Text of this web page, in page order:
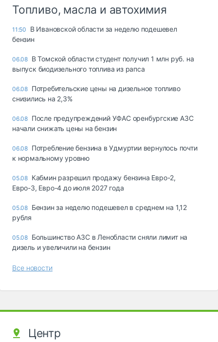
Топливо, масла и автохимия
11:50
В Ивановской области за неделю подешевел
бензин
06.08 В Томской области студент получил 1 млн руб. на
выпуск биодизельного топлива из рапса
06.08 Потребительские цены на дизельное топливо
снизились на 2,3%
06.08 После предупреждений УФАС оренбургские АЗС
начали снижать цены на бензин
06.08 Потребление бензина в Удмуртии вернулось почти
к нормальному уровню
05.08 Кабмин разрешил продажу бензина Евро-2,
Евро-3, Евро-4 до июля 2027 года
05.08 Бензин за неделю подешевел в среднем на 1,12
рубля
05.08 Большинство АЗС в Ленобласти сняли лимит на
дизель и увеличили на бензин
Все новости
Центр